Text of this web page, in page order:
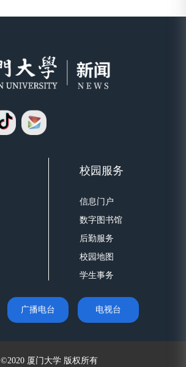
校园服务
信息门户
数字图书馆
后勤服务
校园地图
学生事务
广播电台 电视台
©2020 厦门大学 版权所有